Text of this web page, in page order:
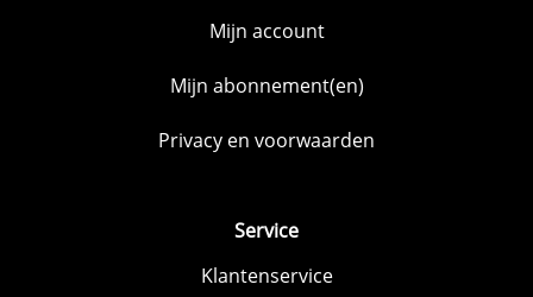
Mijn account
Mijn abonnement(en)
Privacy en voorwaarden
Service
Klantenservice